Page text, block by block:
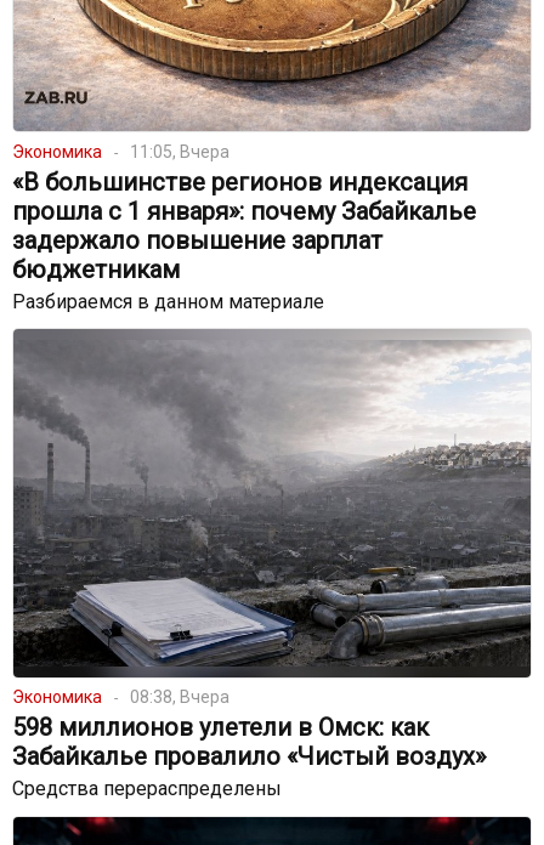
Экономика 11:05, Вчера
«В большинстве регионов индексация
прошла с 1 января»: почему Забайкалье
задержало повышение зарплат
бюджетникам
Разбираемся в данном материале
Экономика 08:38, Вчера
598 миллионов улетели в Омск: как
Забайкалье провалило «Чистый воздух»
Средства перераспределены